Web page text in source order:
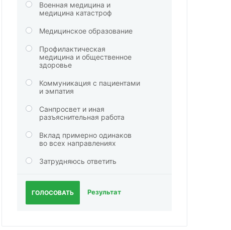
Военная медицина и
медицина катастроф
Медицинское образование
Профилактическая
медицина и общественное
здоровье
Коммуникация с пациентами
и эмпатия
Санпросвет и иная
разъяснительная работа
Вклад примерно одинаков
во всех направлениях
Затрудняюсь ответить
ГОЛОСОВАТЬ Результат